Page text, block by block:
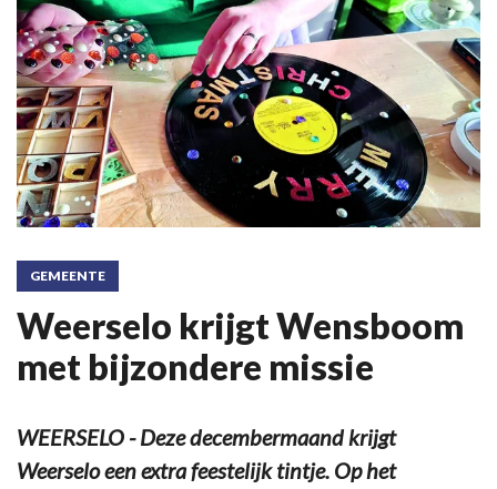
GEMEENTE
Weerselo krijgt Wensboom
met bijzondere missie
WEERSELO - Deze decembermaand krijgt
Weerselo een extra feestelijk tintje. Op het